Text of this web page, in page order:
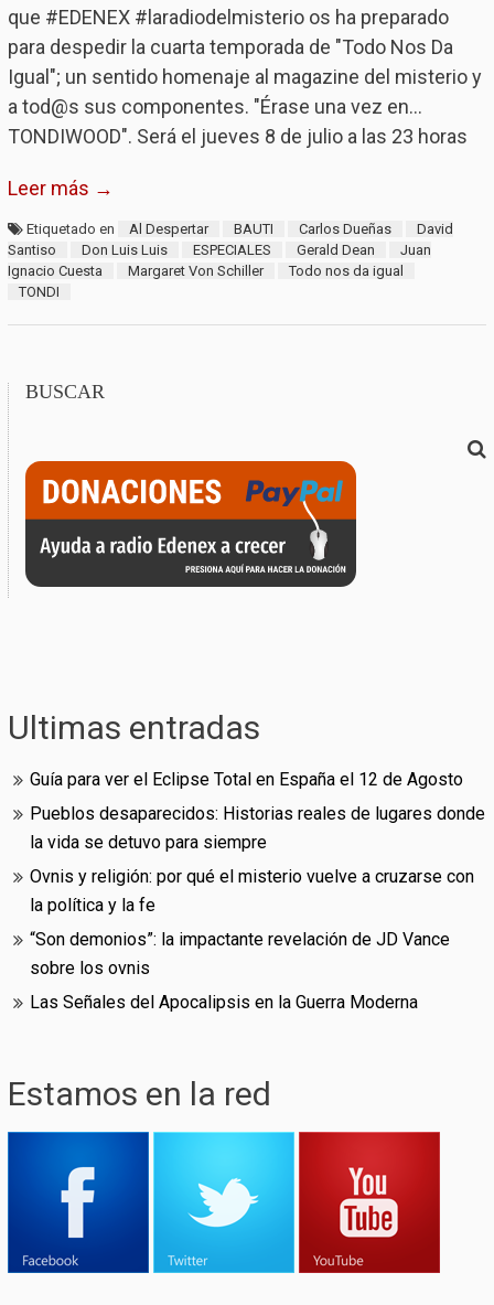
que #EDENEX #laradiodelmisterio os ha preparado
para despedir la cuarta temporada de "Todo Nos Da
Igual"; un sentido homenaje al magazine del misterio y
a tod@s sus componentes. "Érase una vez en...
TONDIWOOD". Será el jueves 8 de julio a las 23 horas
Leer más →
Etiquetado en Al Despertar BAUTI Carlos Dueñas
David
Santiso
Don Luis Luis ESPECIALES Gerald Dean
Juan
Ignacio Cuesta
Margaret Von Schiller
Todo nos da igual
TONDI
BUSCAR
Ultimas entradas
Guía para ver el Eclipse Total en España el 12 de Agosto
Pueblos desaparecidos: Historias reales de lugares donde
la vida se detuvo para siempre
Ovnis y religión: por qué el misterio vuelve a cruzarse con
la política y la fe
“Son demonios”: la impactante revelación de JD Vance
sobre los ovnis
Las Señales del Apocalipsis en la Guerra Moderna
Estamos en la red